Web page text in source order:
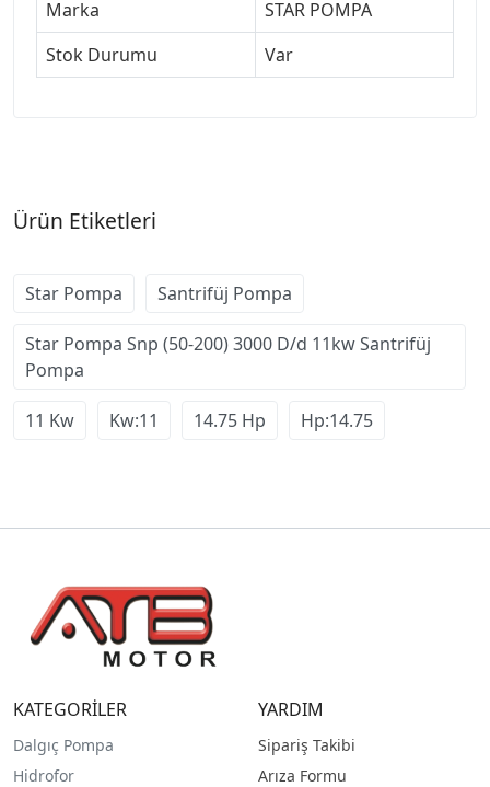
Marka
STAR POMPA
Stok Durumu
Var
Ürün Etiketleri
Star Pompa Santrifüj Pompa
Star Pompa Snp (50-200) 3000 D/d 11kw Santrifüj
Pompa
11 Kw Kw:11 14.75 Hp Hp:14.75
KATEGORİLER
Dalgıç Pompa
Hidrofor
YARDIM
Sipariş Takibi
Arıza Formu